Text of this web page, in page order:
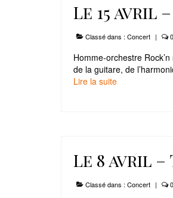
Le 15 avril
Classé dans : Concert | 0
Homme-orchestre
de la guitare, de
Lire la suite­­
Le 8 avril –
Classé dans : Concert | 0